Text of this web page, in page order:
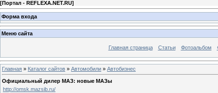
[Портал - REFLEXA.NET.RU]
Форма входа
Меню сайта
Главная страница Статьи Фотоальбом
Главная » Каталог сайтов » Автомобили » Автобизнес
Официальный дилер МАЗ: новые МАЗы
http://omsk.mazsib.ru/